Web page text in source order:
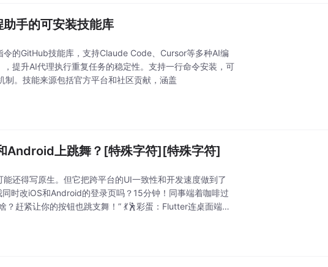
手的可安装技能库
的GitHub技能库，支持Claude Code、Cursor等多种AI编
提升AI代理执行重复任务的稳定性。支持一行命令安装，可
。技能来源包括官方平台和社区贡献，涵盖
Android上跳舞？[特殊字符][特殊字符]
还得写原生。但它把跨平台的UI一致性和开发速度做到了
时改iOS和Android的登录页吗？15分钟！同事端着咖啡过
赶紧让你的按钮也跳支舞！” 💃🕺彩蛋：Flutter连桌面端